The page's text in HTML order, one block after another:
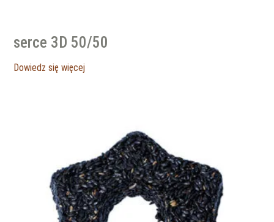
serce 3D 50/50
Dowiedz się więcej